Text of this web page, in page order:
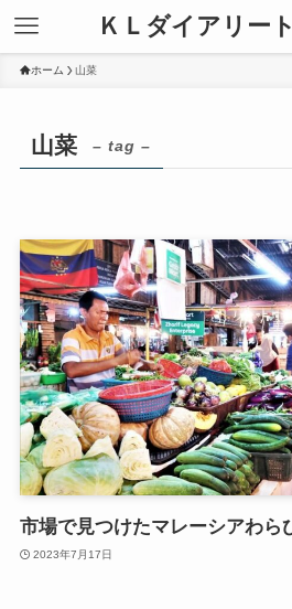
ＫＬダイアリー
ホーム 山菜
山菜 – tag –
市場で見つけたマレーシアわら
2023年7月17日